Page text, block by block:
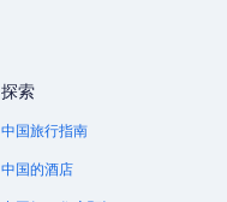
探索
中国旅行指南
中国的酒店